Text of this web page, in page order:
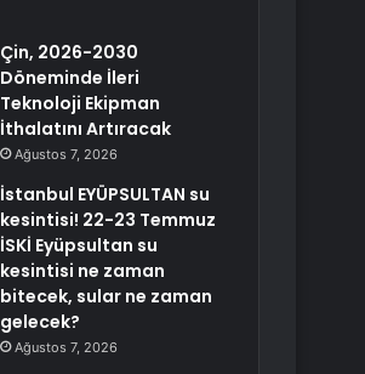
Çin, 2026-2030
Döneminde İleri
Teknoloji Ekipman
İthalatını Artıracak
Ağustos 7, 2026
İstanbul EYÜPSULTAN su
kesintisi! 22-23 Temmuz
İSKİ Eyüpsultan su
kesintisi ne zaman
bitecek, sular ne zaman
gelecek?
Ağustos 7, 2026